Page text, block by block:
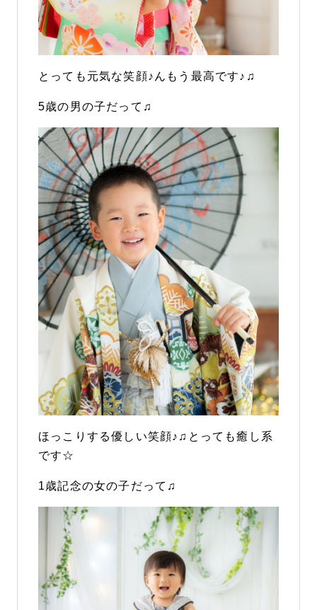
とっても元気な笑顔♪んもう最高です♪♫
5歳の男の子だって♫
ほっこりする優しい笑顔♪♫とっても癒し系
です☆
1歳記念の女の子だって♫